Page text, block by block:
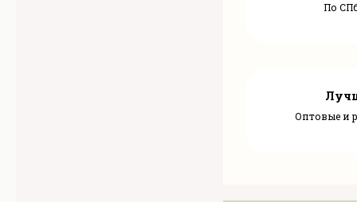
По
Оптовые и